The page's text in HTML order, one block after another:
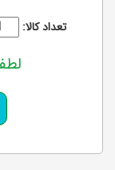
تعداد کالا: